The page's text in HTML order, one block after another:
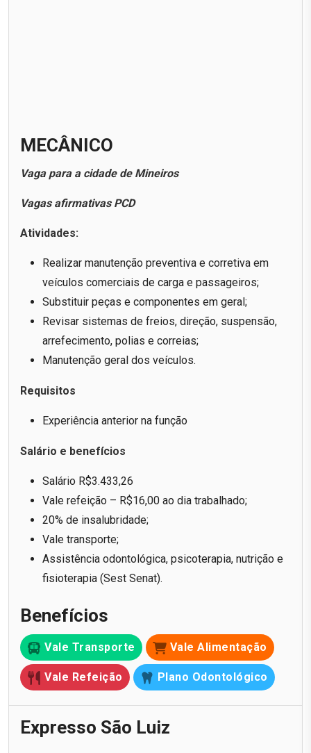
MECÂNICO
Vaga para a cidade de Mineiros
Vagas afirmativas PCD
Atividades:
Realizar manutenção preventiva e corretiva em
veículos comerciais de carga e passageiros;
Substituir peças e componentes em geral;
Revisar sistemas de freios, direção, suspensão,
arrefecimento, polias e correias;
Manutenção geral dos veículos.
Requisitos
Experiência anterior na função
Salário e benefícios
Salário R$3.433,26
Vale refeição – R$16,00 ao dia trabalhado;
20% de insalubridade;
Vale transporte;
Assistência odontológica, psicoterapia, nutrição e
fisioterapia (Sest Senat).
Benefícios
Vale Transporte Vale Alimentação
Vale Refeição Plano Odontológico
Expresso São Luiz